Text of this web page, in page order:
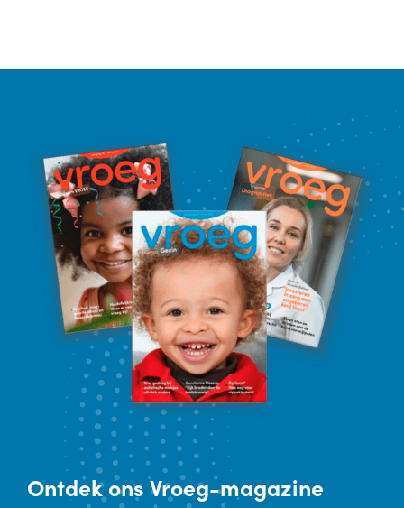
Ontdekons Vroeg-magazine